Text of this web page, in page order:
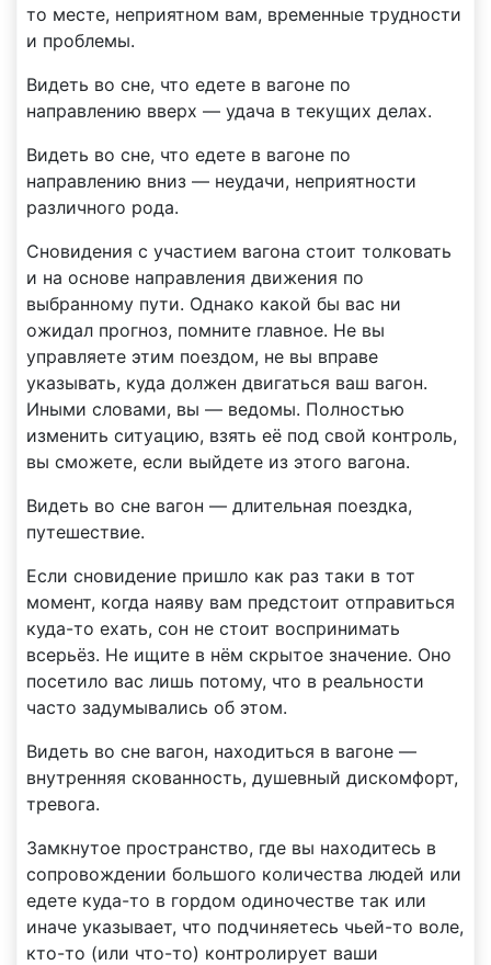
то месте, неприятном вам, временные трудности
и проблемы.
Видеть во сне, что едете в вагоне по
направлению вверх — удача в текущих делах.
Видеть во сне, что едете в вагоне по
направлению вниз — неудачи, неприятности
различного рода.
Сновидения с участием вагона стоит толковать
и на основе направления движения по
выбранному пути. Однако какой бы вас ни
ожидал прогноз, помните главное. Не вы
управляете этим поездом, не вы вправе
указывать, куда должен двигаться ваш вагон.
Иными словами, вы — ведомы. Полностью
изменить ситуацию, взять её под свой контроль,
вы сможете, если выйдете из этого вагона.
Видеть во сне вагон — длительная поездка,
путешествие.
Если сновидение пришло как раз таки в тот
момент, когда наяву вам предстоит отправиться
куда-то ехать, сон не стоит воспринимать
всерьёз. Не ищите в нём скрытое значение. Оно
посетило вас лишь потому, что в реальности
часто задумывались об этом.
Видеть во сне вагон, находиться в вагоне —
внутренняя скованность, душевный дискомфорт,
тревога.
Замкнутое пространство, где вы находитесь в
сопровождении большого количества людей или
едете куда-то в гордом одиночестве так или
иначе указывает, что подчиняетесь чьей-то воле,
кто-то (или что-то) контролирует ваши